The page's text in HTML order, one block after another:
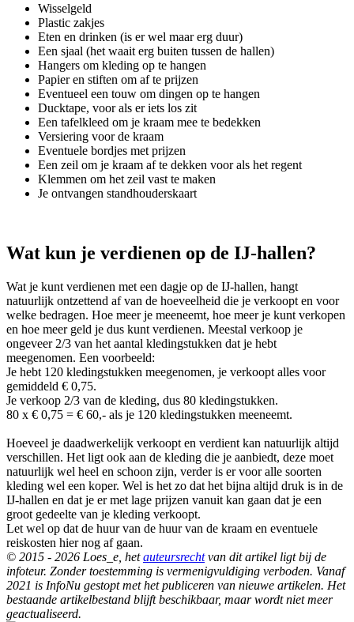
Wisselgeld
Plastic zakjes
Eten en drinken (is er wel maar erg duur)
Een sjaal (het waait erg buiten tussen de hallen)
Hangers om kleding op te hangen
Papier en stiften om af te prijzen
Eventueel een touw om dingen op te hangen
Ducktape, voor als er iets los zit
Een tafelkleed om je kraam mee te bedekken
Versiering voor de kraam
Eventuele bordjes met prijzen
Een zeil om je kraam af te dekken voor als het regent
Klemmen om het zeil vast te maken
Je ontvangen standhouderskaart
Wat kun je verdienen op de IJ-hallen?
Wat je kunt verdienen met een dagje op de IJ-hallen, hangt
natuurlijk ontzettend af van de hoeveelheid die je verkoopt en voor
welke bedragen. Hoe meer je meeneemt, hoe meer je kunt verkopen
en hoe meer geld je dus kunt verdienen. Meestal verkoop je
ongeveer 2/3 van het aantal kledingstukken dat je hebt
meegenomen. Een voorbeeld:
Je hebt 120 kledingstukken meegenomen, je verkoopt alles voor
gemiddeld € 0,75.
Je verkoop 2/3 van de kleding, dus 80 kledingstukken.
80 x € 0,75 = € 60,- als je 120 kledingstukken meeneemt.
Hoeveel je daadwerkelijk verkoopt en verdient kan natuurlijk altijd
verschillen. Het ligt ook aan de kleding die je aanbiedt, deze moet
natuurlijk wel heel en schoon zijn, verder is er voor alle soorten
kleding wel een koper. Wel is het zo dat het bijna altijd druk is in de
IJ-hallen en dat je er met lage prijzen vanuit kan gaan dat je een
groot gedeelte van je kleding verkoopt.
Let wel op dat de huur van de huur van de kraam en eventuele
reiskosten hier nog af gaan.
© 2015 - 2026 Loes_e, hetauteursrechtvan dit artikel ligt bij de
infoteur. Zonder toestemming is vermenigvuldiging verboden. Vanaf
2021 is InfoNu gestopt met het publiceren van nieuwe artikelen. Het
bestaande artikelbestand blijft beschikbaar, maar wordt niet meer
geactualiseerd.